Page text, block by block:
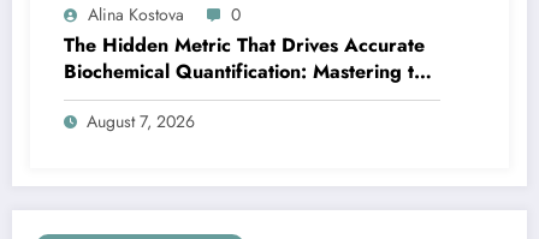
Alina Kostova 0
The Hidden Metric That Drives Accurate
Biochemical Quantification: Mastering the
Extinction Coefficient
August 7, 2026